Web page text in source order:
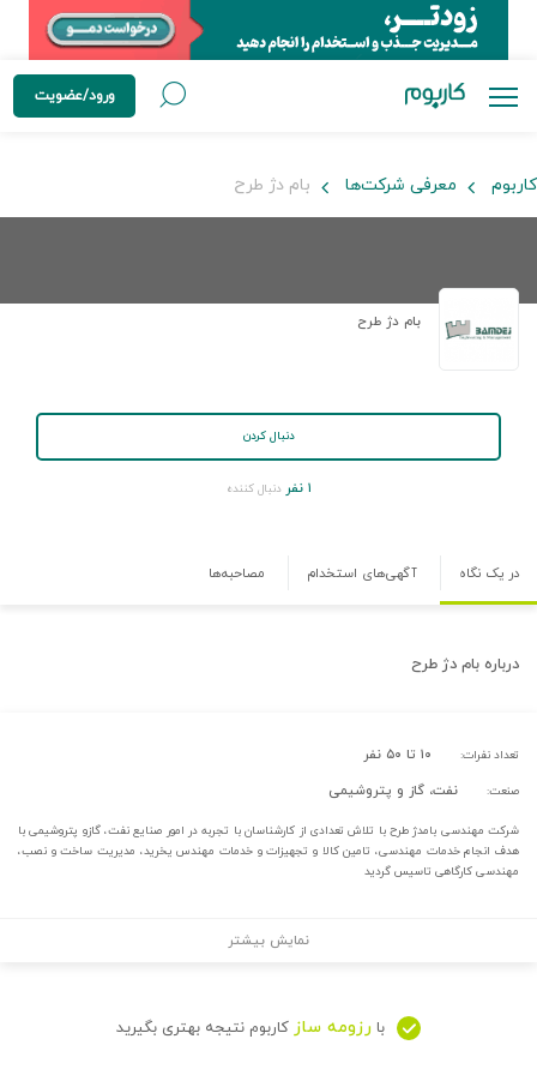
ورود/عضویت
کاربوم معرفی شرکت‌ها بام دژ طرح
بام دژ طرح
دنبال کردن
۱ نفر دنبال کننده
در یک نگاه آگهی‌های استخدام مصاحبه‌ها
درباره بام دژ طرح
تعداد نفرات: ۱۰ تا ۵۰ نفر
صنعت: نفت، گاز و پتروشیمی
شرکت مهندسی بامدژ طرح با تلاش تعدادی از کارشناسان با تجربه در امور صنایع نفت، گازو پتروشیمی با
هدف انجام خدمات مهندسی، تامین کالا و تجهیزات و خدمات مهندس یخرید، مدیریت ساخت و نصب،
مهندسی کارگاهی تاسیس گردید
نمایش بیشتر
با رزومه ساز کاربوم نتیجه بهتری بگیرید